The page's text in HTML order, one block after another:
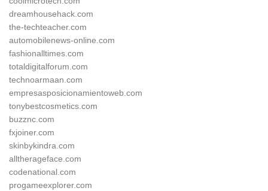
dreamhousehack.com
the-techteacher.com
automobilenews-online.com
fashionalltimes.com
totaldigitalforum.com
technoarmaan.com
empresasposicionamientoweb.com
tonybestcosmetics.com
buzznc.com
fxjoiner.com
skinbykindra.com
alltherageface.com
codenational.com
progameexplorer.com